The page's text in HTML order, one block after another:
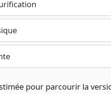
pour parcourir la